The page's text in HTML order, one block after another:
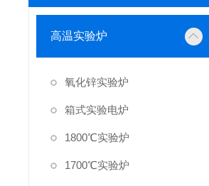
高温实验炉
氧化锌实验炉
箱式实验电炉
1800℃实验炉
1700℃实验炉